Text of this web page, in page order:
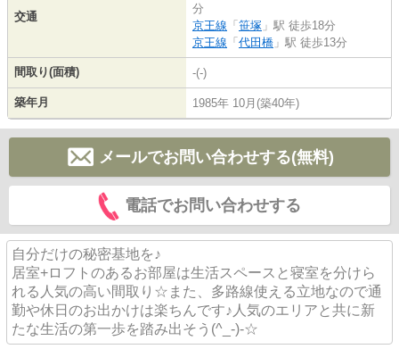
交通
分
京王線 「 笹塚 」駅 徒歩18分
京王線 「 代田橋 」駅 徒歩13分
間取り(面積) -(-)
築年月 1985年 10月(築40年)
メールでお問い合わせする(無料)
電話でお問い合わせする
自分だけの秘密基地を♪
居室+ロフトのあるお部屋は生活スペースと寝室を分けら
れる人気の高い間取り☆また、多路線使える立地なので通
勤や休日のお出かけは楽ちんです♪人気のエリアと共に新
たな生活の第一歩を踏み出そう(^_-)-☆